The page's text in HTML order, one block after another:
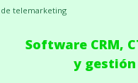
Software CRM,
y
telemarketing